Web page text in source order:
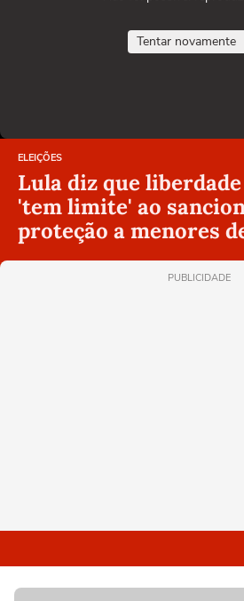
Tentar novamente
ELEIÇÕES
Lula diz que
'tem limite' ao
proteção a menores
PUBLICIDADE